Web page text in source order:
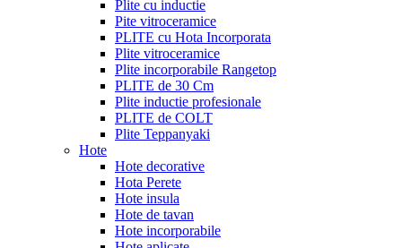
Plite cu inductie
Pite vitroceramice
PLITE cu Hota Incorporata
Plite vitroceramice
Plite incorporabile Rangetop
PLITE de 30 Cm
Plite inductie profesionale
PLITE de COLT
Plite Teppanyaki
Hote
Hote decorative
Hota Perete
Hote insula
Hote de tavan
Hote incorporabile